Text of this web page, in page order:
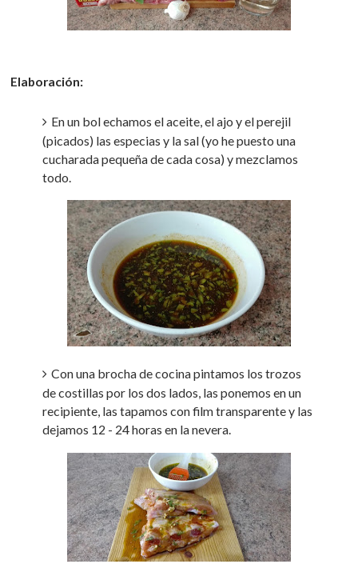
Elaboración:
En un bol echamos el aceite, el ajo y el perejil
(picados) las especias y la sal (yo he puesto una
cucharada pequeña de cada cosa) y mezclamos
todo.
Con una brocha de cocina pintamos los trozos
de costillas por los dos lados, las ponemos en un
recipiente, las tapamos con film transparente y las
dejamos 12 - 24 horas en la nevera.